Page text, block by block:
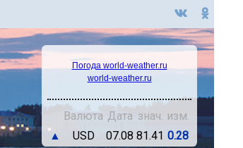
Погода world-weather.ru
world-weather.ru
Валюта Дата знач. изм.
▲
USD 07.08 81.41 0.28